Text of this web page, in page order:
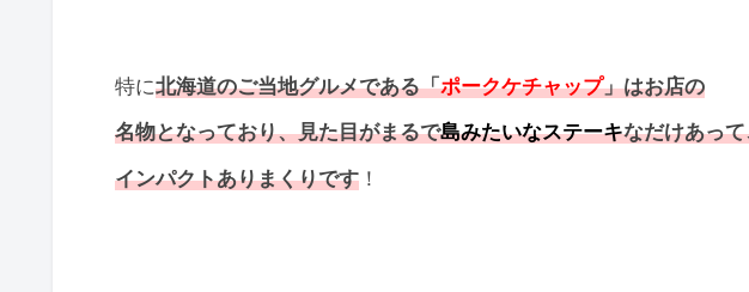
特に北海道のご当地グルメである「ポークケチャップ」はお店の
名物となっており、見た目がまるで島みたいなステーキなだけあっ
インパクトありまくりです ！